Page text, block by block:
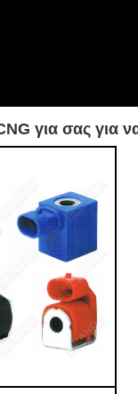
για σας για να